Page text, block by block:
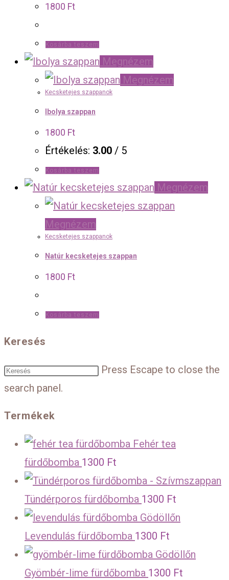
1800 Ft
Kosárba teszem
Megnézem
Megnézem
Kecsketejes szappanok
Ibolya szappan
1800 Ft
Értékelés: 3.00 / 5
Kosárba teszem
Megnézem
Megnézem
Kecsketejes szappanok
Natúr kecsketejes szappan
1800 Ft
Kosárba teszem
Keresés
Press Escape to close the
search panel.
Termékek
Fehér tea
fürdőbomba 1300 Ft
Tündérporos fürdőbomba 1300 Ft
Levendulás fürdőbomba 1300 Ft
Gyömbér-lime fürdőbomba 1300 Ft